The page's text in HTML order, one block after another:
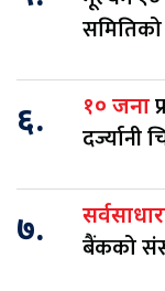
समितिको
६. १० जना
दर्ज्यानी
७.
बैंकको